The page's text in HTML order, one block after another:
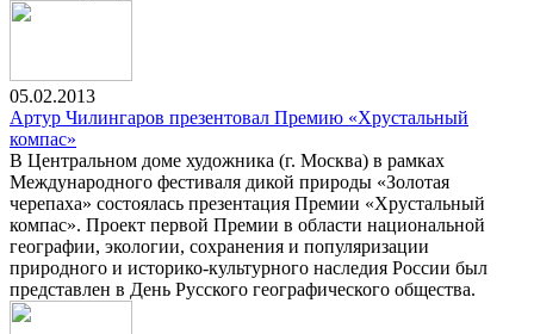
05.02.2013
Артур Чилингаров презентовал Премию «Хрустальный
компас»
В Центральном доме художника (г. Москва) в рамках
Международного фестиваля дикой природы «Золотая
черепаха» состоялась презентация Премии «Хрустальный
компас». Проект первой Премии в области национальной
географии, экологии, сохранения и популяризации
природного и историко-культурного наследия России был
представлен в День Русского географического общества.